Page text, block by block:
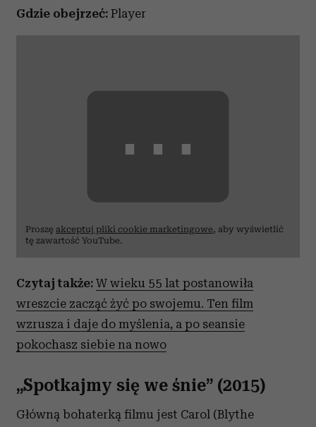
Gdzie obejrzeć: Player
⋯
Proszę akceptuj pliki cookie marketingowe, aby wyświetlić
tę zawartość YouTube.
Czytaj także: W wieku 55 lat postanowiła
wreszcie zacząć żyć po swojemu. Ten film
wzrusza i daje do myślenia, a po seansie
pokochasz siebie na nowo
„Spotkajmy się we śnie” (2015)
Główną bohaterką filmu jest Carol (Blythe